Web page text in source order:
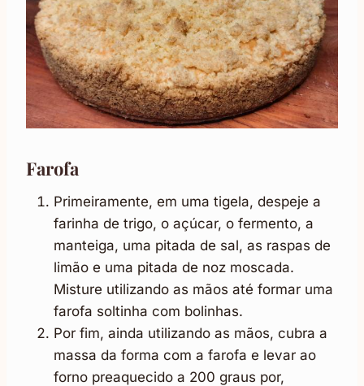
Farofa
Primeiramente, em uma tigela, despeje a
farinha de trigo, o açúcar, o fermento, a
manteiga, uma pitada de sal, as raspas de
limão e uma pitada de noz moscada.
Misture utilizando as mãos até formar uma
farofa soltinha com bolinhas.
Por fim, ainda utilizando as mãos, cubra a
massa da forma com a farofa e levar ao
forno preaquecido a 200 graus por,